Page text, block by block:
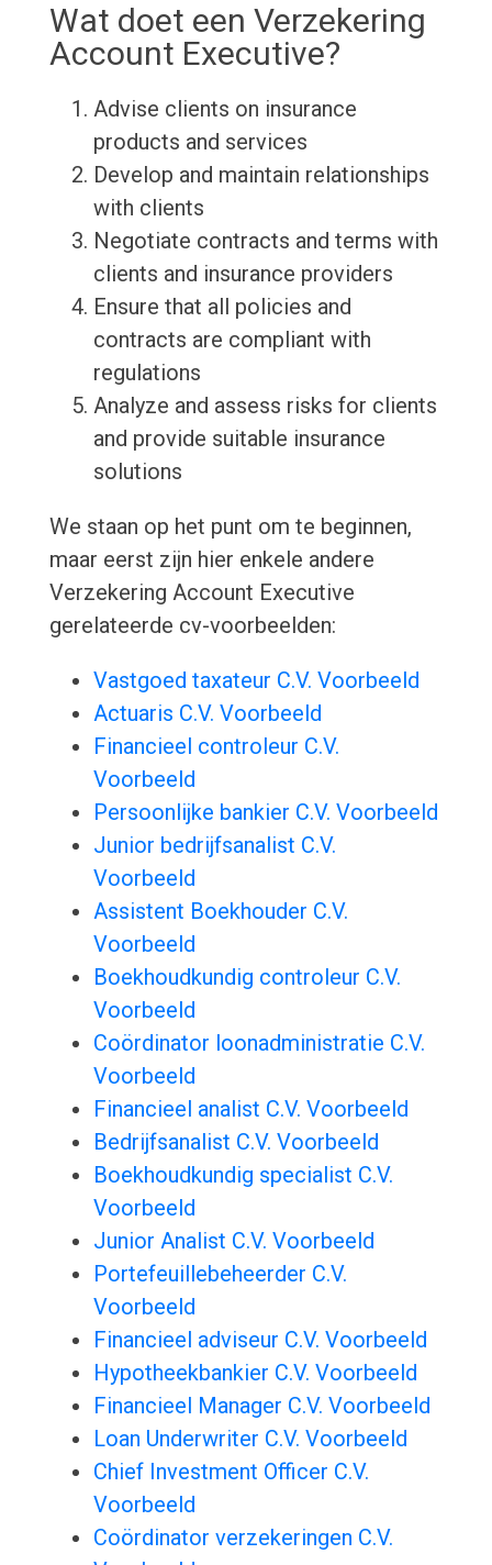
Wat doet een Verzekering
Account Executive?
Advise clients on insurance
products and services
Develop and maintain relationships
with clients
Negotiate contracts and terms with
clients and insurance providers
Ensure that all policies and
contracts are compliant with
regulations
Analyze and assess risks for clients
and provide suitable insurance
solutions
We staan op het punt om te beginnen,
maar eerst zijn hier enkele andere
Verzekering Account Executive
gerelateerde cv-voorbeelden:
Vastgoed taxateur C.V. Voorbeeld
Actuaris C.V. Voorbeeld
Financieel controleur C.V.
Voorbeeld
Persoonlijke bankier C.V. Voorbeeld
Junior bedrijfsanalist C.V.
Voorbeeld
Assistent Boekhouder C.V.
Voorbeeld
Boekhoudkundig controleur C.V.
Voorbeeld
Coördinator loonadministratie C.V.
Voorbeeld
Financieel analist C.V. Voorbeeld
Bedrijfsanalist C.V. Voorbeeld
Boekhoudkundig specialist C.V.
Voorbeeld
Junior Analist C.V. Voorbeeld
Portefeuillebeheerder C.V.
Voorbeeld
Financieel adviseur C.V. Voorbeeld
Hypotheekbankier C.V. Voorbeeld
Financieel Manager C.V. Voorbeeld
Loan Underwriter C.V. Voorbeeld
Chief Investment Officer C.V.
Voorbeeld
Coördinator verzekeringen C.V.